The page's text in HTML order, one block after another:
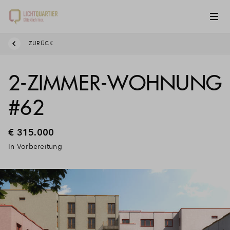
ZURÜCK
2-ZIMMER-WOHNUNG
#62
€ 315.000
In Vorbereitung